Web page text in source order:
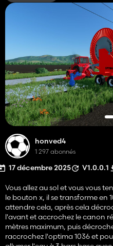
honved4
1 297 abonnés
17 décembre 2025 V1.0.0.1
Vous allez au sol et vous vous
le bouton x, il se transforme en
attendre cela, après cela
l'avant et accrochez le canon
mètres maximum, puis
raccrochez l'optima 1036 et